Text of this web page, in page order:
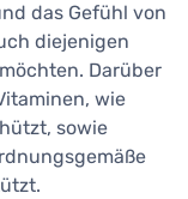
das Gefühl von
diejenigen
Darüber
wie
sowie